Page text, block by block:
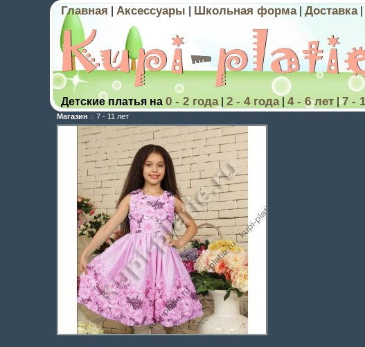
Главная Аксессуары Школьная форма| Доставка|
Детские платья на 0 - 2 года| 2 - 4 года| 4 - 6 лет |7 -
Магазин :: 7 - 11 лет